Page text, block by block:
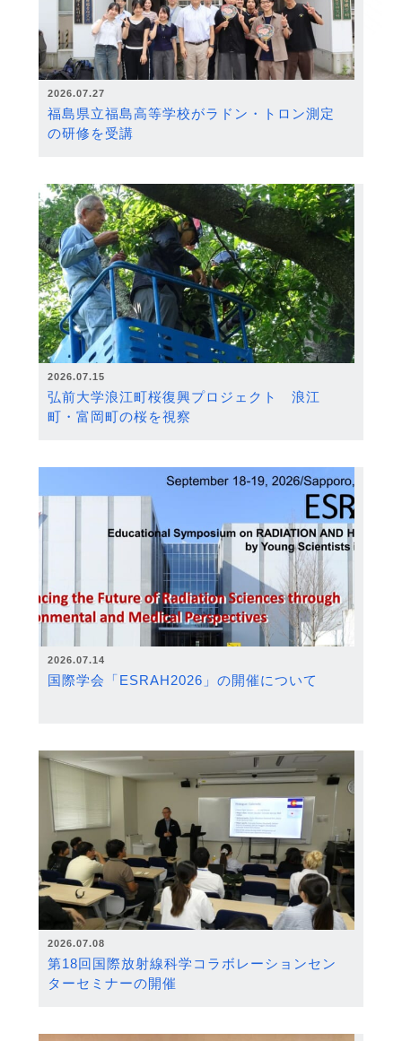
2026.07.27
福島県立福島高等学校がラドン・トロン測定
の研修を受講
2026.07.15
弘前大学浪江町桜復興プロジェクト 浪江
町・富岡町の桜を視察
2026.07.14
国際学会「ESRAH2026」の開催について
2026.07.08
第18回国際放射線科学コラボレーションセン
ターセミナーの開催